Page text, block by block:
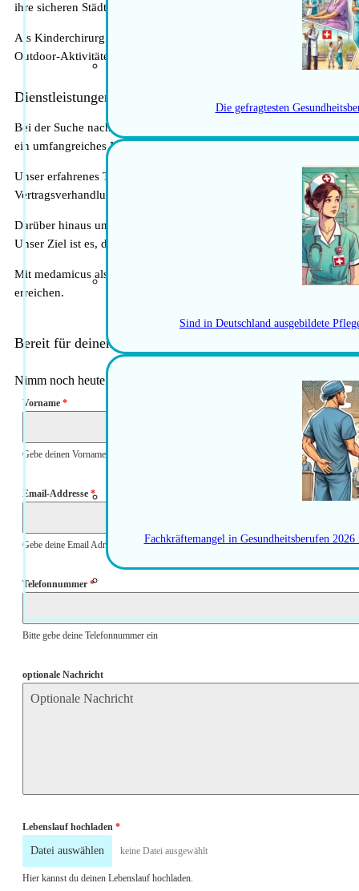
Die gefragtesten
Sind in Deutschland ausgebildete
Fachkräftemangel in Gesundheitsberufen
ihre sicheren Städte und ihre hohe Lebenszufriedenheit.
Als Kinderchirurg in der Schweiz hast du die Möglichkeit, in einer
Outdoor-Aktivitäten in den Alpen bis hin zu kulturellen
Dienstleistungen von medamicus
Bei der Suche nach einem Job und der Niederlassung in der
ein umfangreiches Netzwerk von Krankenhäusern und
Unser erfahrenes Team steht dir während des gesamten
Vertragsverhandlungen. Wir kennen den schweizerischen
Darüber hinaus unterstützen wir dich bei der administrativen
Unser Ziel ist es, dir den Übergang in die Schweiz so reibungslos
Mit medamicus als deinem Partner kannst du sicher sein, dass du
erreichen.
Bereit für deinen nächsten Karriereschritt in der Schweiz?
Nimm noch heute für eine unverbindliche und kostenfreie
Vorname *
Gebe deinen Vornamen ein
Email-Addresse *
Gebe deine Email Adresse ein
Telefonnummer *
Bitte gebe deine Telefonnummer ein
optionale Nachricht
Lebenslauf hochladen *
Datei auswählen keine Datei ausgewählt
Hier kannst du deinen Lebenslauf hochladen.